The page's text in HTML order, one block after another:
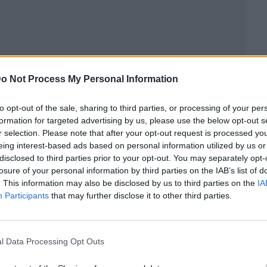
Not Process My Personal Information
opt-out of the sale, sharing to third parties, or processing of your
for targeted advertising by us, please use the below opt-out
selection. Please note that after your opt-out request is processed
interest-based ads based on personal information utilized by us
to third parties prior to your opt-out. You may separately
of your personal information by third parties on the IAB’s list of
This information may also be disclosed by us to third parties on the
Participants that may further disclose it to other third parties.
Data Processing Opt Outs
que abarca áreas cruciales como diseño
y creatividad publicitaria, creadas para dotar a
necesarias para sobresalir en el
sus programas están
que cada alumno no solo comprenda los
de implementarlos en proyectos reales,